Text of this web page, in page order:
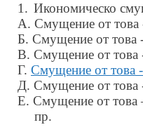
1. Икономическо
А. Смущение от това
Б. Смущение от това
В. Смущение от това
Г. Смущение от това
Д. Смущение от това
Е. Смущение от това
пр.